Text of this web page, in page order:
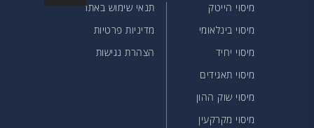
מיסוי הייטק
מיסוי בינלאומי
מיסוי יחיד
מיסוי תאגידים
מיסוי שוק ההון
מיסוי מקרקעין
תנאי שימוש באתר
מדיניות פרטיות
הצהרת נגישות